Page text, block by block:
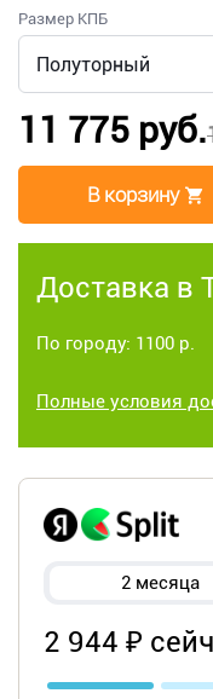
Размер КПБ
11 775 руб.
В корзину
Доставка в
По городу: 1100 р.
Полные условия
2 месяца
2 944 ₽